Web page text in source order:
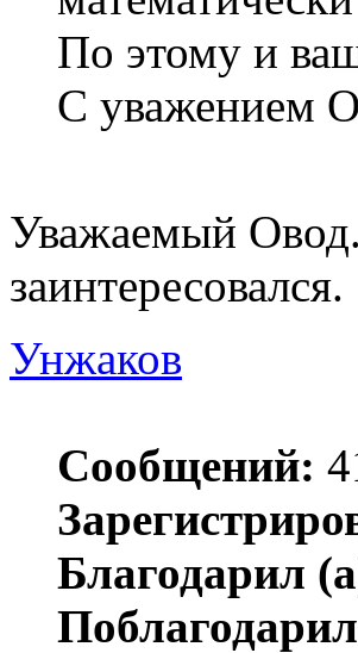
По этому и
С уважением
Уважаемый Овод.
заинтересовался.
Унжаков
Сообщений:
Благодарил